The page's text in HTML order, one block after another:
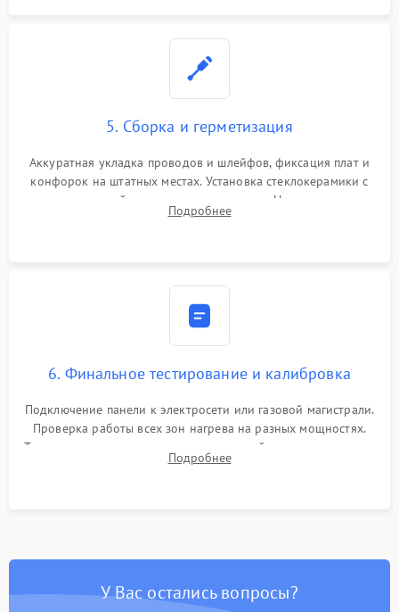
5. Сборка и герметизация
Аккуратная укладка проводов и шлейфов, фиксация плат и
конфорок на штатных местах. Установка стеклокерамики с
проверкой равномерности зазоров. Нанесение
термостойкого герметика или укладка уплотнительной
Подробнее
6. Финальное тестирование и калибровка
Подключение панели к электросети или газовой магистрали.
Проверка работы всех зон нагрева на разных мощностях.
Тестирование сенсорного управления, таймера, индикаторов
остаточного тепла и систем защиты от перегрева.
Подробнее
У Вас остались вопросы?